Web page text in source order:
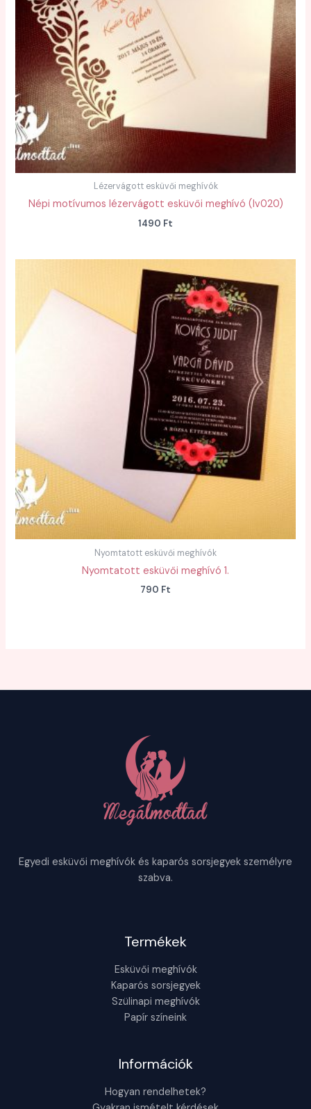
Lézervágott esküvői meghívók
Népi motívumos lézervágott esküvői meghívó (lv020)
1490 Ft
Nyomtatott esküvői meghívók
Nyomtatott esküvői meghívó 1.
790 Ft
Egyedi esküvői meghívók és kaparós sorsjegyek személyre
szabva.
Termékek
Esküvői meghívók
Kaparós sorsjegyek
Szülinapi meghívók
Papír színeink
Információk
Hogyan rendelhetek?